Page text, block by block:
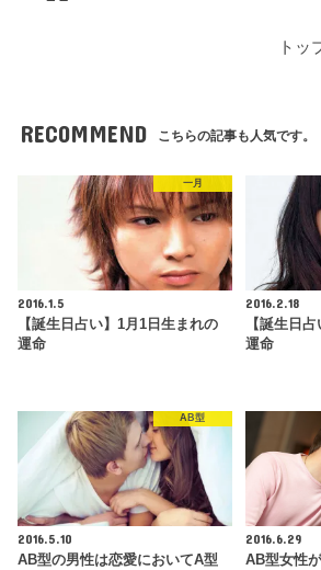
トッ
RECOMMEND こちらの記事も人気です。
一月
2016.1.5
【誕生日占い】1月1日生まれの
運命
2016.2.18
【誕生日
運命
AB型
2016.5.10
AB型の男性は恋愛においてA型
2016.6.29
AB型女性